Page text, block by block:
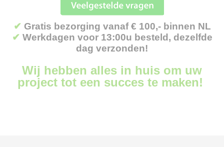
✔ Gratis bezorging vanaf € 100,- binnen NL
✔ Werkdagen voor 13:00u besteld, dezelfde
dag verzonden!
Wij hebben alles in huis om uw
project tot een succes te maken!